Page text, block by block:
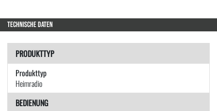
TECHNISCHE DATEN
PRODUKTTYP
Produkttyp
Heimradio
BEDIENUNG